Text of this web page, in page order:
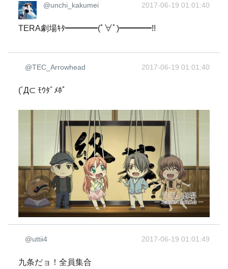
@unchi_kakumei 2017-06-19 01:01:40
TERA劇場ｷﾀ━━━━(ﾟ∀ﾟ)━━━━!!
@TEC_Arrowhead 2017-06-19 01:01:40
(´Д⊂ ﾓｳﾀﾞﾒﾎﾟ
@uttii4 2017-06-19 01:01:49
九条だョ！全員集合